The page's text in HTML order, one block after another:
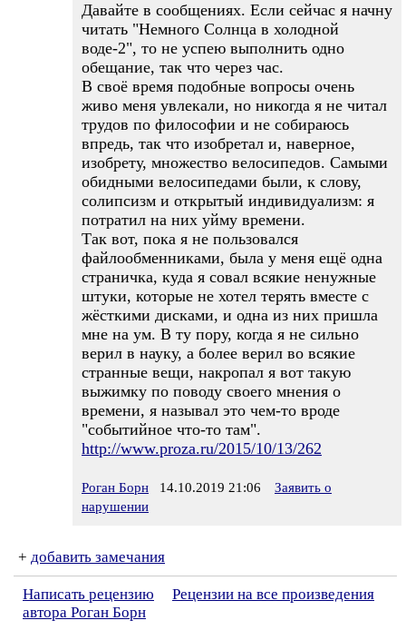
Давайте в сообщениях. Если сейчас я начну
читать "Немного Солнца в холодной
воде-2", то не успею выполнить одно
обещание, так что через час.
В своё время подобные вопросы очень
живо меня увлекали, но никогда я не читал
трудов по философии и не собираюсь
впредь, так что изобретал и, наверное,
изобрету, множество велосипедов. Самыми
обидными велосипедами были, к слову,
солипсизм и открытый индивидуализм: я
потратил на них уйму времени.
Так вот, пока я не пользовался
файлообменниками, была у меня ещё одна
страничка, куда я совал всякие ненужные
штуки, которые не хотел терять вместе с
жёсткими дисками, и одна из них пришла
мне на ум. В ту пору, когда я не сильно
верил в науку, а более верил во всякие
странные вещи, накропал я вот такую
выжимку по поводу своего мнения о
времени, я называл это чем-то вроде
"событийное что-то там".
http://www.proza.ru/2015/10/13/262
Роган Борн 14.10.2019 21:06
Заявить о
нарушении
+ добавить замечания
Написать рецензию
Рецензии на все произведения
автора Роган Борн